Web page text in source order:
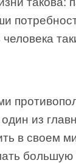
из
в своем